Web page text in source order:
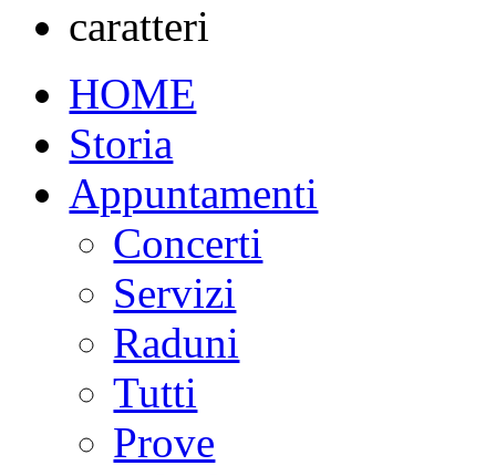
HOME
Storia
Appuntamenti
Concerti
Servizi
Raduni
Tutti
Prove